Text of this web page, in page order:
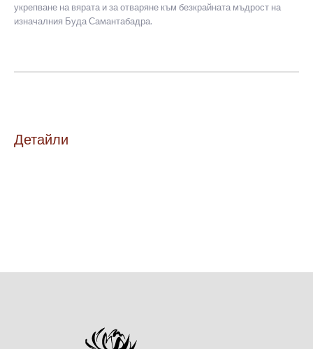
укрепване на вярата и за отваряне към безкрайната мъдрост на
изначалния Буда Самантабадра.
Детайли